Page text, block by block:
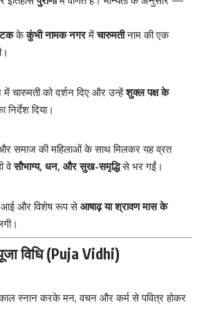
केकुंभी नामक नगरमेंचारुमतीनाम की एक
में चारुमती को दर्शन दिए और उन्हेंशुक्ल पक्ष के
दिया।
समाज की महिलाओं के साथ मिलकर यह व्रत
वेसौभाग्य, धन, और सुख-समृद्धिसे भर गईं।
आई और विशेष रूप सेआषाढ़ या श्रावण मास के
विधि (Puja Vidhi)
स्नान करके मन, वचन और कर्म से पवित्र होकर